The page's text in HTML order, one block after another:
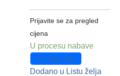
Prijavite se za pregled
cijena
U procesu nabave
Pročitaj više
Dodano u Listu želja